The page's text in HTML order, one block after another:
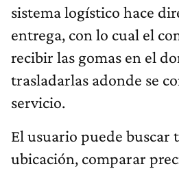
sistema logístico hace
entrega, con lo cual el
recibir las gomas en el
trasladarlas adonde se
servicio.
El usuario puede buscar
ubicación, comparar